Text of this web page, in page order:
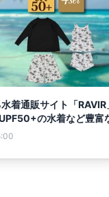
着通販サイト「
の水着など豊富